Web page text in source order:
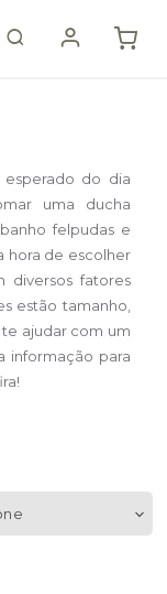
do dia
uma ducha
felpudas e
hora de escolher
diversos fatores
estão tamanho,
ajudar com um
informação para